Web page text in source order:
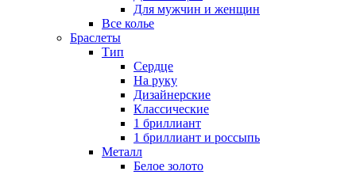
Для мужчин и женщин
Все колье
Браслеты
Тип
Сердце
На руку
Дизайнерские
Классические
1 бриллиант
1 бриллиант и россыпь
Металл
Белое золото